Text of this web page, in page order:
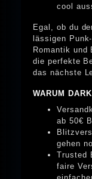
cool
Egal, ob du
lässigen
Romantik
die perfekte
das nächste
WARUM
ab 50€
gehen
Trusted
faire